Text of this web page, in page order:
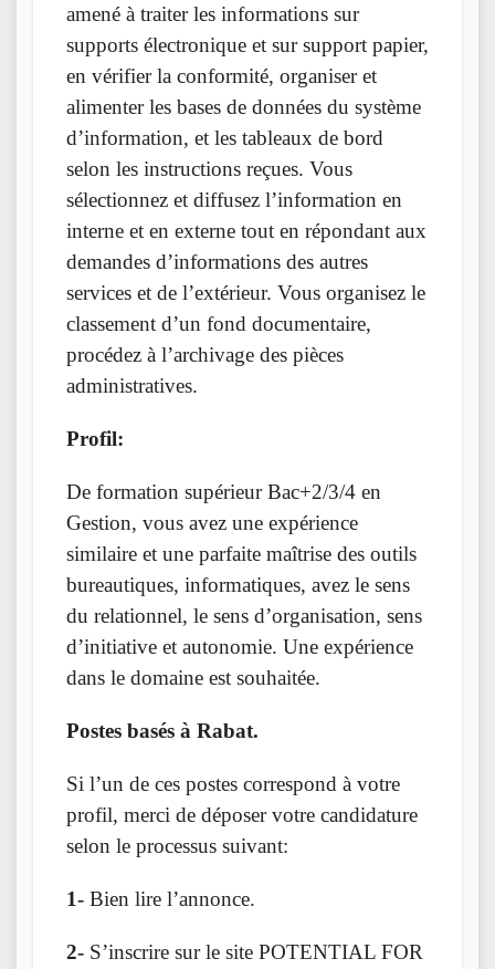
amené à traiter les informations sur
supports électronique et sur support papier,
en vérifier la conformité, organiser et
alimenter les bases de données du système
d’information, et les tableaux de bord
selon les instructions reçues. Vous
sélectionnez et diffusez l’information en
interne et en externe tout en répondant aux
demandes d’informations des autres
services et de l’extérieur. Vous organisez le
classement d’un fond documentaire,
procédez à l’archivage des pièces
administratives.
Profil:
De formation supérieur Bac+2/3/4 en
Gestion, vous avez une expérience
similaire et une parfaite maîtrise des outils
bureautiques, informatiques, avez le sens
du relationnel, le sens d’organisation, sens
d’initiative et autonomie. Une expérience
dans le domaine est souhaitée.
Postes basés à Rabat.
Si l’un de ces postes correspond à votre
profil, merci de déposer votre candidature
selon le processus suivant:
1- Bien lire l’annonce.
2- S’inscrire sur le site POTENTIAL FOR